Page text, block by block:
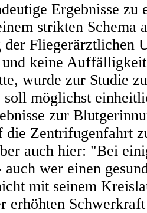
Ergebnisse zu
strikten Schema
der Fliegerärztlichen
und keine
wurde zur Studie
soll möglichst
zur
die Zentrifugenfahrt
auch hier: "Bei
auch wer einen
mit seinem
erhöhten